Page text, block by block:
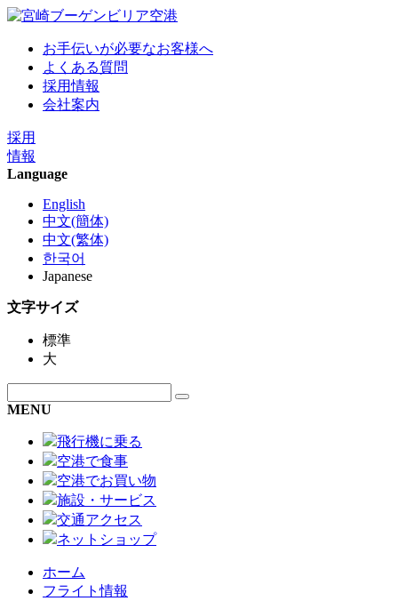
お手伝いが必要なお客様へ
よくある質問
採用情報
会社案内
採用
情報
Language
English
中文(簡体)
中文(繁体)
한국어
Japanese
文字サイズ
標準
大
MENU
飛行機に乗る
空港で食事
空港でお買い物
施設・サービス
交通アクセス
ネットショップ
ホーム
フライト情報